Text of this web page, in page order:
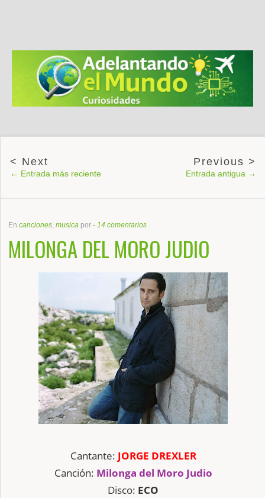
← Entrada más reciente Entrada antigua →
Encanciones,musica por- 14 comentarios
MILONGA DEL MORO JUDIO
Cantante: JORGE DREXLER
Canción: Milonga del Moro Judio
Disco: ECO